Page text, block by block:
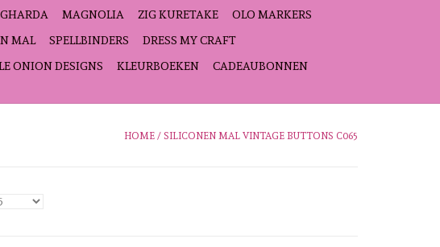
MAGNOLIA ZIG KURETAKE
OLO MARKERS
MAL SPELLBINDERS
DRESS MY CRAFT
ONION DESIGNS KLEURBOEKEN CADEAUBONNEN
HOME / SILICONEN MAL VINTAGE BUTTONS C065